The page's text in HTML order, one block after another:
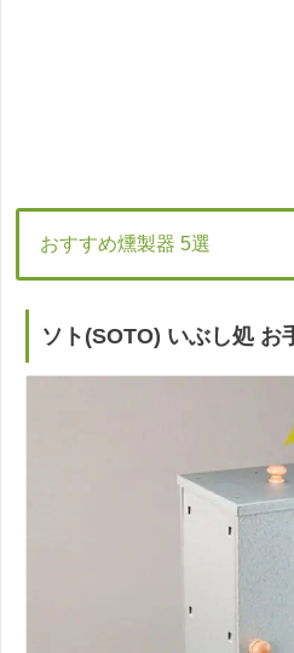
おすすめ燻製器 5選
ソト(SOTO) いぶし処 お